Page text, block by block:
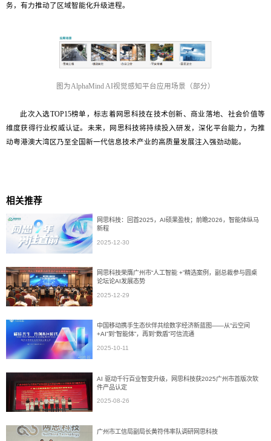
务，有力推动了区域智能化升级进程。
图为AlphaMind AI视觉感知平台应用场景（部分）
此次入选TOP15榜单，标志着网思科技在技术创新、商业落地、社会价值等
维度获得行业权威认证。未来，网思科技将持续投入研发，深化平台能力，为推
动粤港澳大湾区乃至全国新一代信息技术产业的高质量发展注入强劲动能。
相关推荐
网思科技：回首2025，AI硕果盈枝；前瞻2026，智能体纵马
新程
2025-12-30
网思科技荣膺广州市“人工智能 +”精选案例，副总裁参与圆桌
论坛论AI发展态势
2025-12-29
中国移动携手生态伙伴共绘数字经济新蓝图——从“云空间
+AI”到“智能体”，再到“数盾”可信流通
2025-10-11
AI 驱动千行百业智变升级，网思科技获2025广州市首版次软
件产品认定
2025-08-26
广州市工信局副局长黄符伟率队调研网思科技